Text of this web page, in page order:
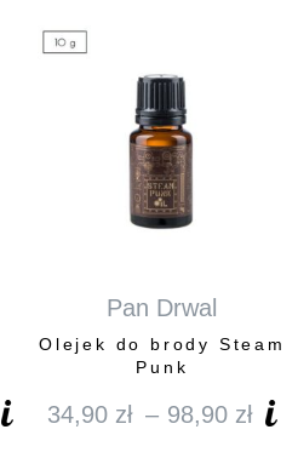
44,90 zł
Zakres
Pan Drwal
Olejek do brody Steam
Punk
34,90 zł – 98,90 zł